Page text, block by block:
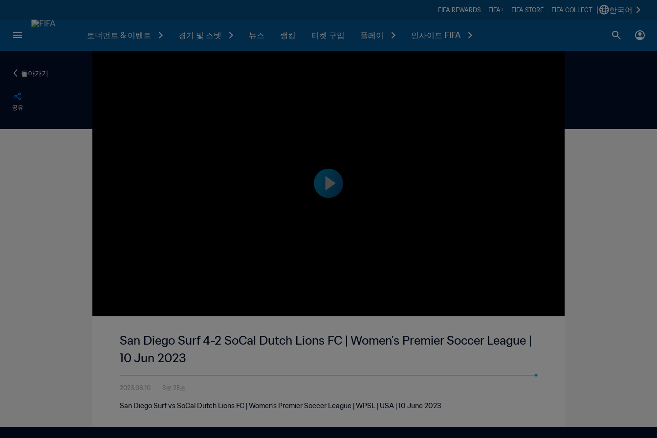
FIFA REWARDS FIFA+ FIFA STORE FIFA COLLECT 한국어
토너먼트 & 이벤트 경기 및 스텟 뉴스 랭킹 티켓 구입 플레이 인사이드 FIFA
돌아가기
공유
San Diego Surf 4-2 SoCal Dutch Lions FC | Women's Premier Soccer League |
10 Jun 2023
2023.06.10 3분 25초
San Diego Surf vs SoCal Dutch Lions FC | Women's Premier Soccer League | WPSL | USA | 10 June 2023